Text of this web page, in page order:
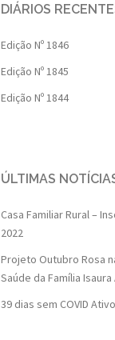
DIÁRIOS
Edição Nº 1846
Edição Nº 1845
Edição Nº 1844
ÚLTIMAS
Casa Familiar Rural –
2022
Projeto Outubro Rosa
Saúde da Família
39 dias sem COVID